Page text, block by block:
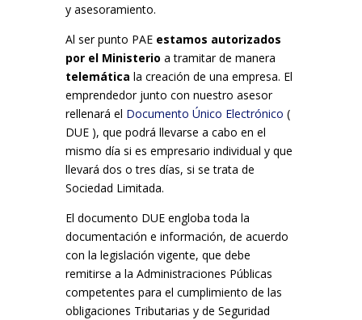
y asesoramiento.
Al ser punto PAE estamos autorizados
por el Ministerio a tramitar de manera
telemática la creación de una empresa. El
emprendedor junto con nuestro asesor
rellenará el Documento Único Electrónico (
DUE ), que podrá llevarse a cabo en el
mismo día si es empresario individual y que
llevará dos o tres días, si se trata de
Sociedad Limitada.
El documento DUE engloba toda la
documentación e información, de acuerdo
con la legislación vigente, que debe
remitirse a la Administraciones Públicas
competentes para el cumplimiento de las
obligaciones Tributarias y de Seguridad